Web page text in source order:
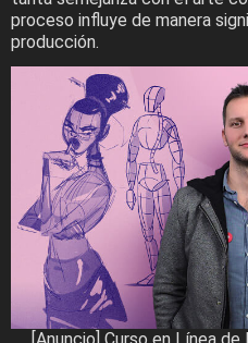
proceso influye de manera
producción.